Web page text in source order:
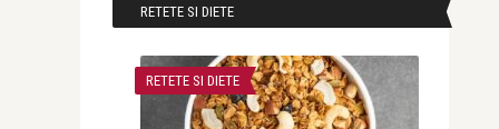
RETETE SI DIETE
RETETE SI DIETE